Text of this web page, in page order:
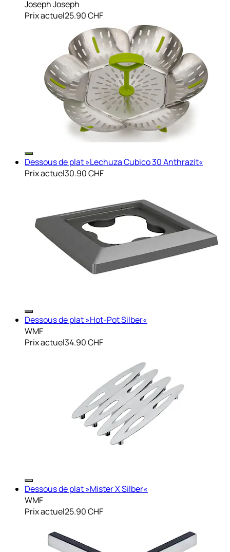
Joseph Joseph
Prix actuel25.90 CHF
Dessous de plat »Lechuza Cubico 30 Anthrazit«
Prix actuel30.90 CHF
Dessous de plat »Hot-Pot Silber«
WMF
Prix actuel34.90 CHF
Dessous de plat »Mister X Silber«
WMF
Prix actuel25.90 CHF